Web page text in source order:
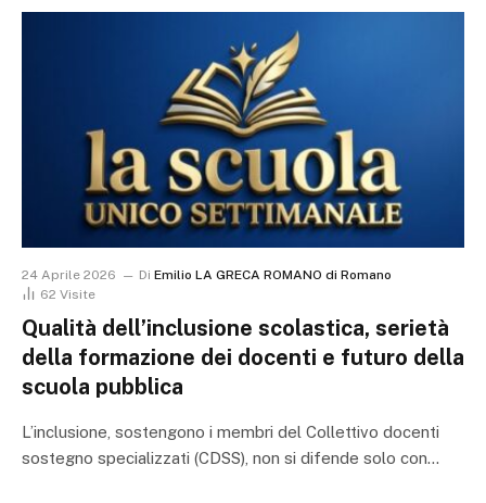
24 Aprile 2026 Di Emilio LA GRECA ROMANO di Romano
62 Visite
Qualità dell’inclusione scolastica, serietà
della formazione dei docenti e futuro della
scuola pubblica
L’inclusione, sostengono i membri del Collettivo docenti
sostegno specializzati (CDSS), non si difende solo con…